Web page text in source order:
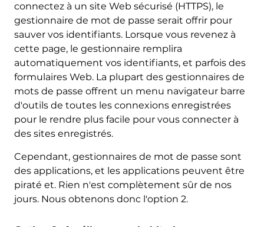
connectez à un site Web sécurisé (HTTPS), le
gestionnaire de mot de passe serait offrir pour
sauver vos identifiants. Lorsque vous revenez à
cette page, le gestionnaire remplira
automatiquement vos identifiants, et parfois des
formulaires Web. La plupart des gestionnaires de
mots de passe offrent un menu navigateur barre
d'outils de toutes les connexions enregistrées
pour le rendre plus facile pour vous connecter à
des sites enregistrés.
Cependant, gestionnaires de mot de passe sont
des applications, et les applications peuvent être
piraté et. Rien n'est complètement sûr de nos
jours. Nous obtenons donc l'option 2.